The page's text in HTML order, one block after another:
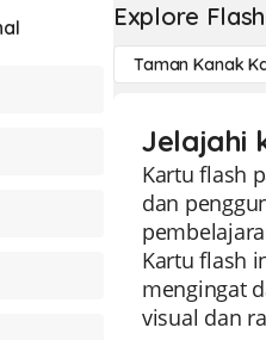
Explore
Taman Kanak
Jelajahi
Kartu flash
dan
Kartu flash
mengingat
visual dan